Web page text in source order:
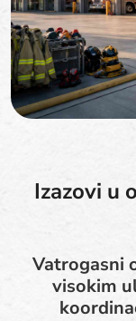
Izazovi u
Vatrogasni
visokim